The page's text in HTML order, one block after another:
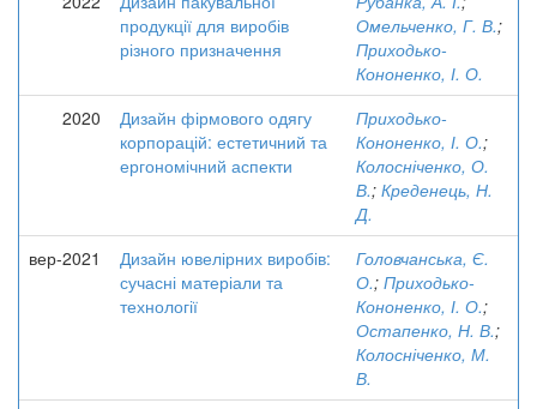
продукції для виробів
різного призначення
Омельченко, Г. В.;
Приходько-
Кононенко, І. О.
2020
Дизайн фірмового одягу
корпорацій: естетичний та
ергономічний аспекти
Приходько-
Кононенко, І. О.;
Колосніченко, О.
В.; Креденець, Н.
Д.
вер-2021
Дизайн ювелірних виробів:
сучасні матеріали та
технології
Головчанська, Є.
О.; Приходько-
Кононенко, І. О.;
Остапенко, Н. В.;
Колосніченко, М.
В.